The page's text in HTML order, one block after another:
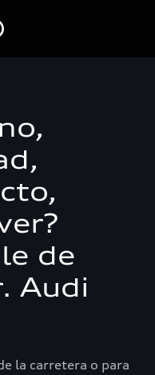
de
Audi
la carretera o para